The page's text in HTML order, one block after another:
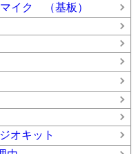
イク （基板）
オキット